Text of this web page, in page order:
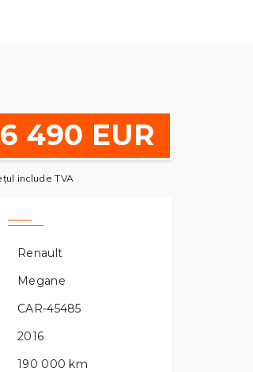
6 490 EUR
include TVA
Renault
Megane
CAR-45485
2016
190 000 km